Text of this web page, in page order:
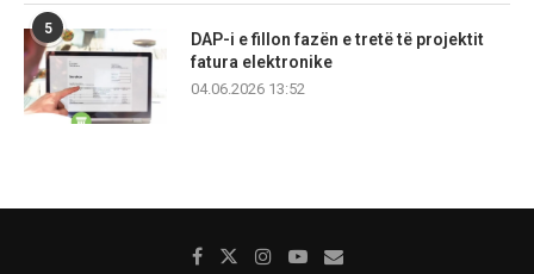
5
DAP-i e fillon fazën e tretë të projektit
fatura elektronike
04.06.2026 13:52